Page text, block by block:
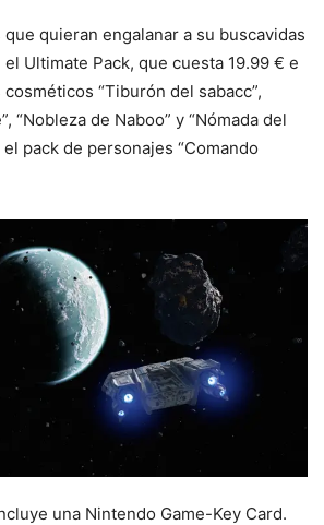
quieran engalanar a su buscavidas
Ultimate Pack, que cuesta 19.99 € e
“Tiburón del sabacc”,
“Nobleza de Naboo” y “Nómada del
pack de personajes “Comando
una Nintendo Game-Key Card.